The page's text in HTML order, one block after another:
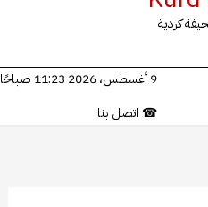
كردية
9 أغسطس، 2026 11:23 صباحًا
☎ اتصل بنا